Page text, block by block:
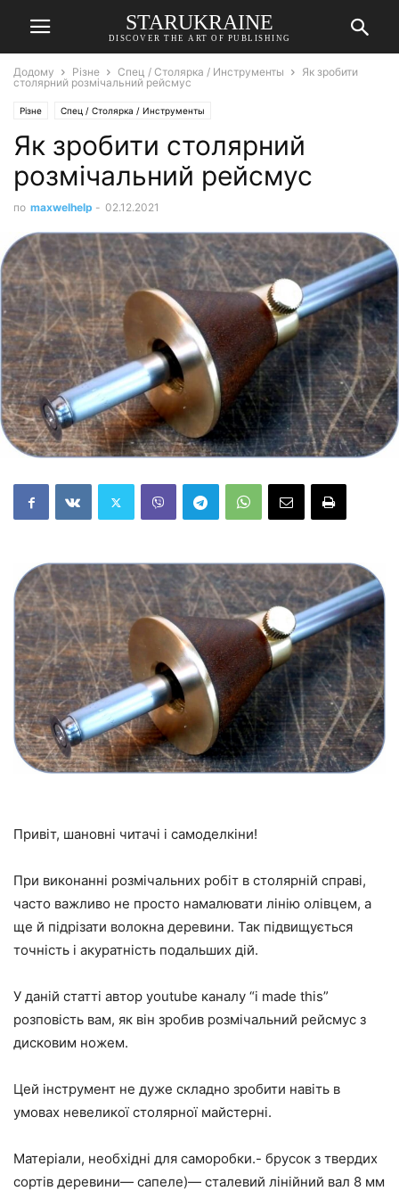
STARUKRAINE
DISCOVER THE ART OF PUBLISHING
Додому Різне Спец / Столярка / Инструменты
Як зробити
столярний розмічальний рейсмус
Різне Спец / Столярка / Инструменты
Як зробити столярний
розмічальний рейсмус
по maxwelhelp - 02.12.2021
Привіт, шановні читачі і самоделкіни!
При виконанні розмічальних робіт в столярній справі,
часто важливо не просто намалювати лінію олівцем, а
ще й підрізати волокна деревини. Так підвищується
точність і акуратність подальших дій.
У даній статті автор youtube каналу “i made this”
розповість вам, як він зробив розмічальний рейсмус з
дисковим ножем.
Цей інструмент не дуже складно зробити навіть в
умовах невеликої столярної майстерні.
Матеріали, необхідні для саморобки.- брусок з твердих
сортів деревини— сапеле)— сталевий лінійний вал 8 мм